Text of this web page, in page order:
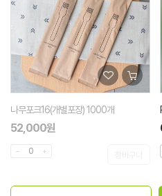
PE2622 무지봉투 100장
6,000원